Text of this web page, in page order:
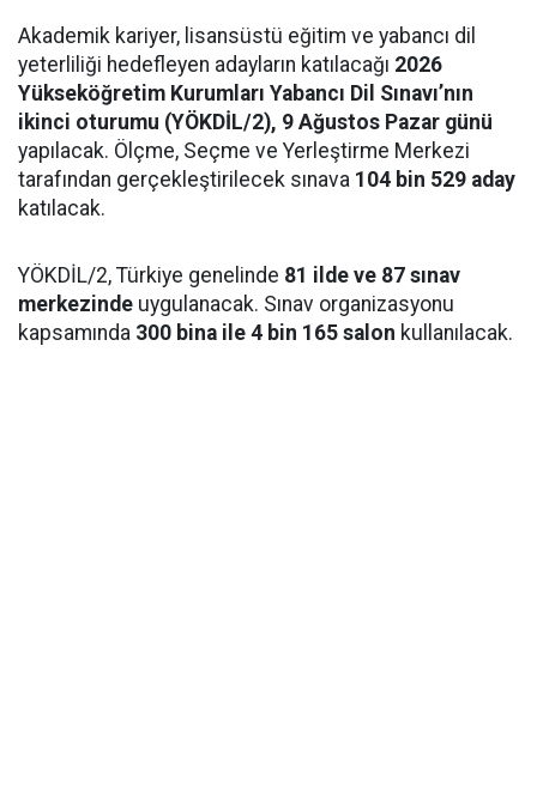
Akademik kariyer, lisansüstü eğitim ve yabancı dil
yeterliliği hedefleyen adayların katılacağı 2026
Yükseköğretim Kurumları Yabancı Dil Sınavı’nın
ikinci oturumu (YÖKDİL/2), 9 Ağustos Pazar günü
yapılacak. Ölçme, Seçme ve Yerleştirme Merkezi
tarafından gerçekleştirilecek sınava 104 bin 529 aday
katılacak.
YÖKDİL/2, Türkiye genelinde 81 ilde ve 87 sınav
merkezinde uygulanacak. Sınav organizasyonu
kapsamında 300 bina ile 4 bin 165 salon kullanılacak.